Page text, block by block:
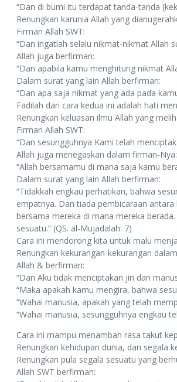
“Dan di bumi itu terdapat tanda-tanda
Renungkan karunia Allah yang
Firman Allah SWT:
“Dan ingatlah selalu nikmat-nikmat Allah
Allah juga berfirman:
“Dan apabila kamu menghitung nikmat
Dalam surat yang lain Allah berfirman:
“Dan apa saja nikmat yang ada pada
Fadilah dari cara kedua ini adalah hati
Renungkan keluasan ilmu Allah yang
Firman Allah SWT:
“Dan sesungguhnya Kami telah
Allah juga menegaskan dalam firman-Nya:
“Allah bersamamu di mana saja kamu
Dalam surat yang lain Allah berfirman:
“Tidakkah engkau perhatikan, bahwa
empatnya. Dan tiada pembicaraan
bersama mereka di mana mereka
sesuatu.” (QS. al-Mujadalah: 7)
Cara ini mendorong kita untuk malu
Renungkan kekurangan-kekurangan
Allah & berfirman:
“Dan Aku tidak menciptakan jin dan
“Maka apakah kamu mengira, bahwa
“Wahai manusia, apakah yang telah
“Wahai manusia, sesungguhnya engkau
Cara ini mampu menambah rasa takut
Renungkan kehidupan dunia, dan segala
Renungkan pula segala sesuatu yang
Allah SWT berfirman: